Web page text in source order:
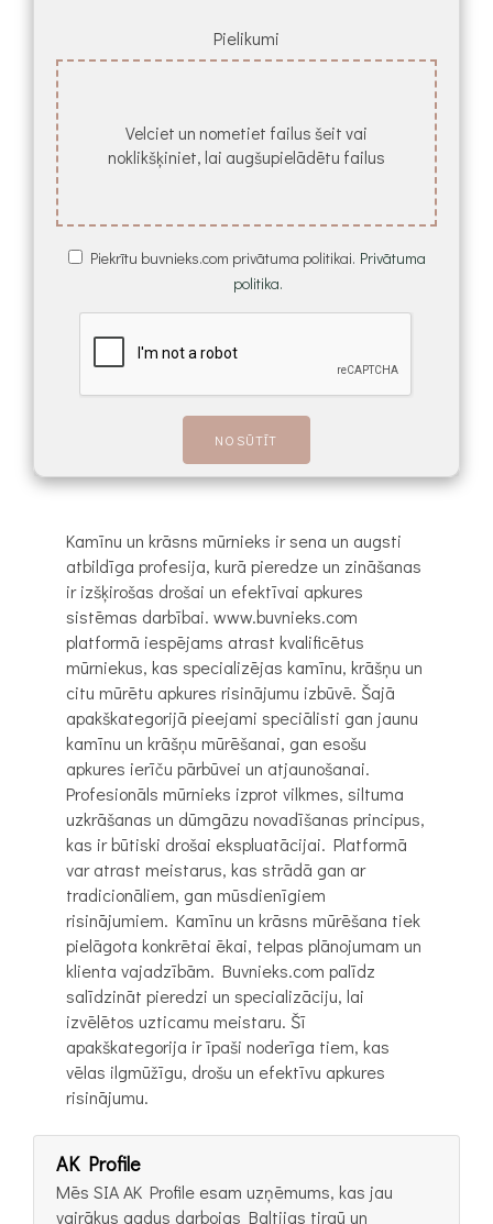
Pielikumi
Velciet un nometiet failus šeit vai
noklikšķiniet, lai augšupielādētu failus
Piekrītu buvnieks.com privātuma politikai. Privātuma
politika.
Kamīnu un krāsns mūrnieks ir sena un augsti
atbildīga profesija, kurā pieredze un zināšanas
ir izšķirošas drošai un efektīvai apkures
sistēmas darbībai. www.buvnieks.com
platformā iespējams atrast kvalificētus
mūrniekus, kas specializējas kamīnu, krāšņu un
citu mūrētu apkures risinājumu izbūvē. Šajā
apakškategorijā pieejami speciālisti gan jaunu
kamīnu un krāšņu mūrēšanai, gan esošu
apkures ierīču pārbūvei un atjaunošanai.
Profesionāls mūrnieks izprot vilkmes, siltuma
uzkrāšanas un dūmgāzu novadīšanas principus,
kas ir būtiski drošai ekspluatācijai. Platformā
var atrast meistarus, kas strādā gan ar
tradicionāliem, gan mūsdienīgiem
risinājumiem. Kamīnu un krāsns mūrēšana tiek
pielāgota konkrētai ēkai, telpas plānojumam un
klienta vajadzībām. Buvnieks.com palīdz
salīdzināt pieredzi un specializāciju, lai
izvēlētos uzticamu meistaru. Šī
apakškategorija ir īpaši noderīga tiem, kas
vēlas ilgmūžīgu, drošu un efektīvu apkures
risinājumu.
AK Profile
Mēs SIA AK Profile esam uzņēmums, kas jau
vairākus gadus darbojas Baltijas tirgū un